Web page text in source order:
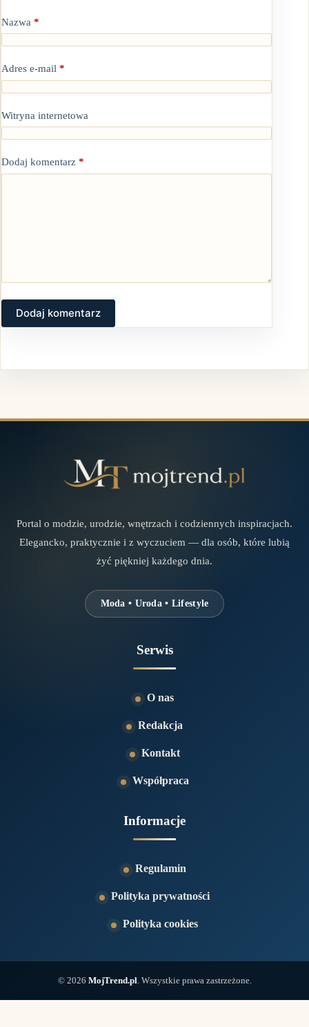
Nazwa *
Adres e-mail *
Witryna internetowa
Dodaj komentarz *
Dodaj komentarz
Portal o modzie, urodzie, wnętrzach i codziennych inspiracjach.
Elegancko, praktycznie i z wyczuciem — dla osób, które lubią
żyć piękniej każdego dnia.
Moda • Uroda • Lifestyle
Serwis
O nas
Redakcja
Kontakt
Współpraca
Informacje
Regulamin
Polityka prywatności
Polityka cookies
© 2026 MojTrend.pl. Wszystkie prawa zastrzeżone.